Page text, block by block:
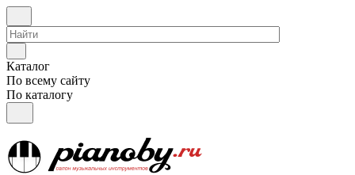
Каталог
По всему сайту
По каталогу